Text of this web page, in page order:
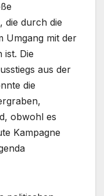
die durch die
Umgang mit der
ist. Die
aus der
die
obwohl es
Kampagne